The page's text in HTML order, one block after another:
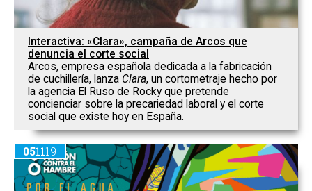
Interactiva: «Clara», campaña de Arcos que
denuncia el corte social
Arcos, empresa española dedicada a la fabricación
de cuchillería, lanza Clara, un cortometraje hecho por
la agencia El Ruso de Rocky que pretende
concienciar sobre la precariedad laboral y el corte
social que existe hoy en España.
051119